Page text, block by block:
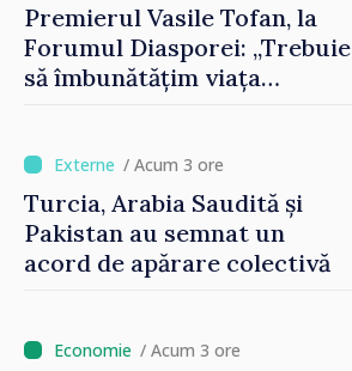
Premierul Vasile Tofan, la
Forumul Diasporei: „Trebuie
să îmbunătățim viața
/ Acum 3 ore
Turcia, Arabia Saudită și
Pakistan au semnat un
acord de apărare colectivă
/ Acum 3 ore